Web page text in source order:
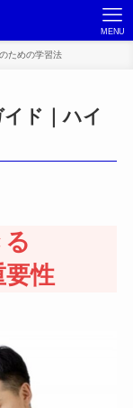
MENU
ための学習法
ド｜ハイ
要性